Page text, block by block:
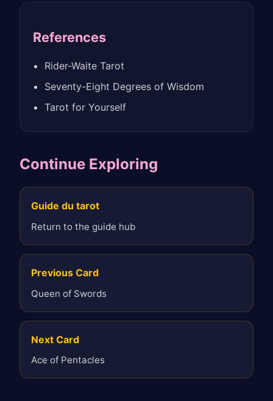
References
Rider-Waite Tarot
Seventy-Eight Degrees of Wisdom
Tarot for Yourself
Continue Exploring
Guide du tarot
Return to the guide hub
Previous Card
Queen of Swords
Next Card
Ace of Pentacles